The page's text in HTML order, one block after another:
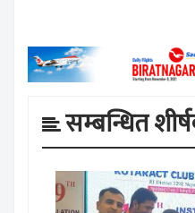
सम्बन्धित